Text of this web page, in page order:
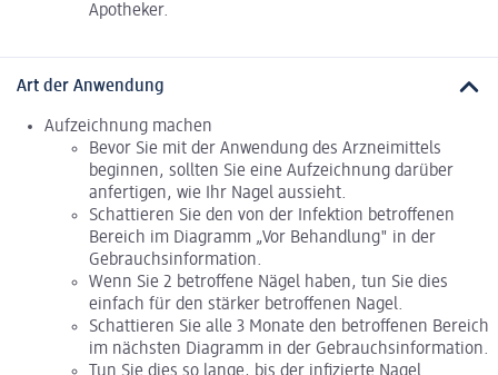
Apotheker.
Art der Anwendung
Aufzeichnung machen
Bevor Sie mit der Anwendung des Arzneimittels
beginnen, sollten Sie eine Aufzeichnung darüber
anfertigen, wie Ihr Nagel aussieht.
Schattieren Sie den von der Infektion betroffenen
Bereich im Diagramm „Vor Behandlung" in der
Gebrauchsinformation.
Wenn Sie 2 betroffene Nägel haben, tun Sie dies
einfach für den stärker betroffenen Nagel.
Schattieren Sie alle 3 Monate den betroffenen Bereich
im nächsten Diagramm in der Gebrauchsinformation.